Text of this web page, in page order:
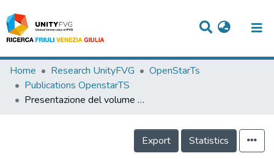
Titles
Departments
Home Research UnityFVG
OpenStarTs
Publications OpenstarTS
Presentazione del volume altrestorie/otherstories. Parole e immagini per raccontare le migrazioni del presente
Export Statistics